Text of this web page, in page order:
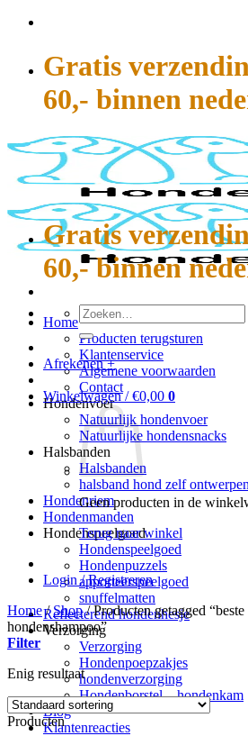
Gratis
60,- binnen
Home
Producten terugsturen
Klantenservice
Algemene voorwaarden
Contact
Hondenvoer
Natuurlijk hondenvoer
Natuurlijke hondensnacks
Halsbanden
Halsbanden
halsband hond zelf ontwerpen
Hondenriem
Hondenmanden
Hondenspeelgoed
Hondenspeelgoed
Hondenpuzzels
apporteerspeelgoed
snuffelmatten
Reflecterend hondenhesje
Verzorging
Verzorging
Hondenpoepzakjes
hondenverzorging
Hondenborstel – hondenkam
Blog
Klantenreacties
Gratis
60,- binnen
Zoeken
naar:
Afrekenen +
Winkelwagen /€0,00 0
Geen producten in de
Terug naar winkel
Login / Registreren
Home / Shop /Producten getagged
hondenshampoo”
Filter
Enig resultaat
Producten